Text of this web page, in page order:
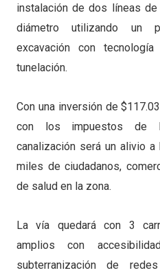
instalación de dos líneas
diámetro utilizando un
excavación con
tunelación.
Con una inversión de
con los impuestos de
canalización será un alivio
miles de ciudadanos,
de salud en la zona.
La vía quedará con 3
amplios con
subterranización de